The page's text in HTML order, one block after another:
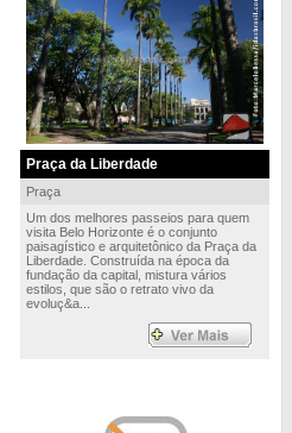
Praça da Liberdade
Praça
Um dos melhores passeios para quem
visita Belo Horizonte é o conjunto
paisagístico e arquitetônico da Praça da
Liberdade. Construída na época da
fundação da capital, mistura vários
estilos, que são o retrato vivo da
evoluç&a...